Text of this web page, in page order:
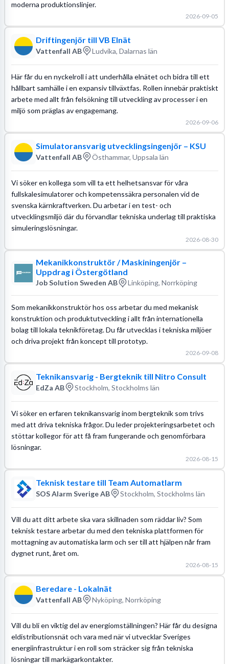
moderna produktionslinjer.
2026-09-05
Driftingenjör till VB Elnät
Vattenfall AB Ludvika, Dalarnas län
Här får du en nyckelroll i att underhålla elnätet och bidra till ett
hållbart samhälle i en expansiv tillväxtfas. Rollen innebär praktiskt
arbete med allt från felsökning till utveckling av processer i en
miljö som präglas av engagemang.
2026-09-06
Simulatoransvarig utvecklingsingenjör – KSU
Vattenfall AB Östhammar, Uppsala län
Vi söker en kollega som vill ta ett helhetsansvar för våra
fullskalesimulatorer och kompetenssäkra personalen vid de
svenska kärnkraftverken. Du arbetar i en test- och
utvecklingsmiljö där du förvandlar tekniska underlag till praktiska
simuleringslösningar.
2026-08-30
Mekanikkonstruktör / Maskiningenjör –
Uppdrag i Östergötland
Job Solution Sweden AB Linköping, Norrköping
Som mekanikkonstruktör hos oss arbetar du med mekanisk
konstruktion och produktutveckling i allt från internationella
bolag till lokala teknikföretag. Du får utvecklas i tekniska miljöer
och driva projekt från koncept till prototyp.
2026-09-08
Teknikansvarig - Bergteknik till Nitro Consult
EdZa AB Stockholm, Stockholms län
Vi söker en erfaren teknikansvarig inom bergteknik som trivs
med att driva tekniska frågor. Du leder projekteringsarbetet och
stöttar kollegor för att få fram fungerande och genomförbara
lösningar.
2026-08-15
Teknisk testare till Team Automatlarm
SOS Alarm Sverige AB Stockholm, Stockholms län
Vill du att ditt arbete ska vara skillnaden som räddar liv? Som
teknisk testare arbetar du med den tekniska plattformen för
mottagning av automatiska larm och ser till att hjälpen når fram
dygnet runt, året om.
2026-08-15
Beredare - Lokalnät
Vattenfall AB Nyköping, Norrköping
Vill du bli en viktig del av energiomställningen? Här får du designa
eldistributionsnät och vara med när vi utvecklar Sveriges
energiinfrastruktur i en roll som sträcker sig från tekniska
lösningar till markägarkontakter.